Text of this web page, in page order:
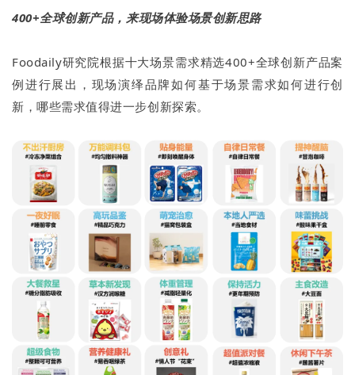
400+全球创新产品，来现场体验场景创新思路
Foodaily研究院根据十大场景需求精选400+全球创新产品案
例进行展出，现场演绎品牌如何基于场景需求如何进行创
新，哪些需求值得进一步创新探索。